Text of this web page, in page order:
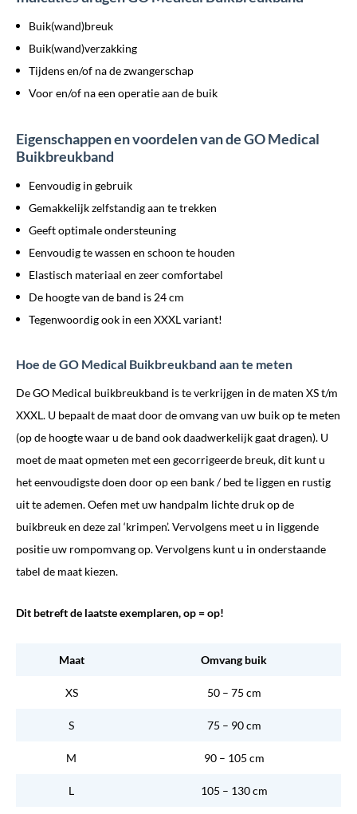
Buik(wand)breuk
Buik(wand)verzakking
Tijdens en/of na de zwangerschap
Voor en/of na een operatie aan de buik
Eigenschappen en voordelen van de GO Medical
Buikbreukband
Eenvoudig in gebruik
Gemakkelijk zelfstandig aan te trekken
Geeft optimale ondersteuning
Eenvoudig te wassen en schoon te houden
Elastisch materiaal en zeer comfortabel
De hoogte van de band is 24 cm
Tegenwoordig ook in een XXXL variant!
Hoe de GO Medical Buikbreukband aan te meten
De GO Medical buikbreukband is te verkrijgen in de maten XS t/m
XXXL. U bepaalt de maat door de omvang van uw buik op te meten
(op de hoogte waar u de band ook daadwerkelijk gaat dragen). U
moet de maat opmeten met een gecorrigeerde breuk, dit kunt u
het eenvoudigste doen door op een bank / bed te liggen en rustig
uit te ademen. Oefen met uw handpalm lichte druk op de
buikbreuk en deze zal ‘krimpen’. Vervolgens meet u in liggende
positie uw rompomvang op. Vervolgens kunt u in onderstaande
tabel de maat kiezen.
Dit betreft de laatste exemplaren, op = op!
Maat Omvang buik
XS 50 – 75 cm
S 75 – 90 cm
M 90 – 105 cm
L 105 – 130 cm